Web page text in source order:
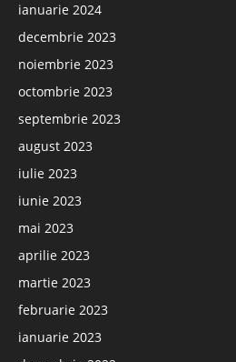
ianuarie 2024
decembrie 2023
noiembrie 2023
octombrie 2023
septembrie 2023
august 2023
iulie 2023
iunie 2023
mai 2023
aprilie 2023
martie 2023
februarie 2023
ianuarie 2023